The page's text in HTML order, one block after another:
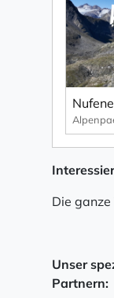
Die
Unser
Partnern:
Newsletter